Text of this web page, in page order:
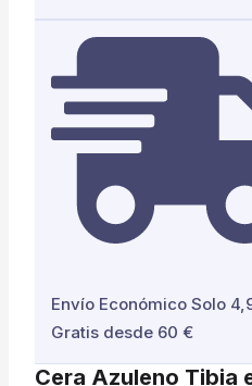
Envío Económico Solo
Gratis desde 60 €
Cera Azuleno Tibia